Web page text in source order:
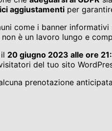
aggiustamenti per
come i banner
è un lavoro lungo e
20 giugno 2023 alle ore
del tuo sito
prenotazione